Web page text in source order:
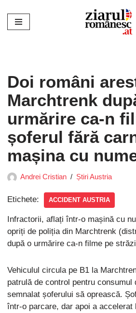
Sari
Doi români
Marchtrenk
urmărire ca-n
șoferul fără
mașina cu
Andrei Cristian Știri Austria
Etichete: ACCIDENT AUSTRIA
Infractorii, aflați într-o mașină cu
opriți de poliția din Marchtrenk
după o urmărire ca-n filme pe
Vehiculul circula pe B1 la
patrulă de control pentru consumul
semnalat șoferului să oprească.
într-o parcare, dar apoi a accelerat